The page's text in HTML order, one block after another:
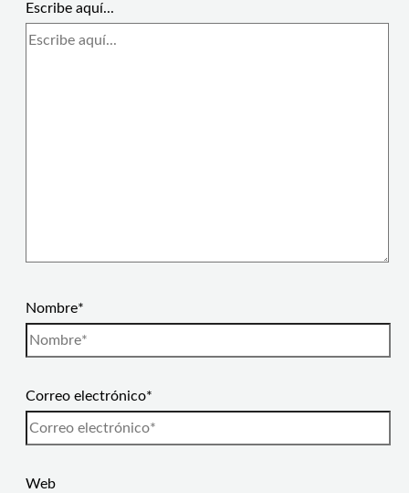
Escribe aquí...
Nombre*
Correo electrónico*
Web